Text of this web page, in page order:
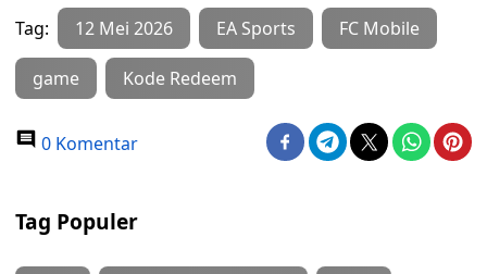
Tag: 12 Mei 2026 EA Sports FC Mobile
game Kode Redeem
0 Komentar
Tag Populer